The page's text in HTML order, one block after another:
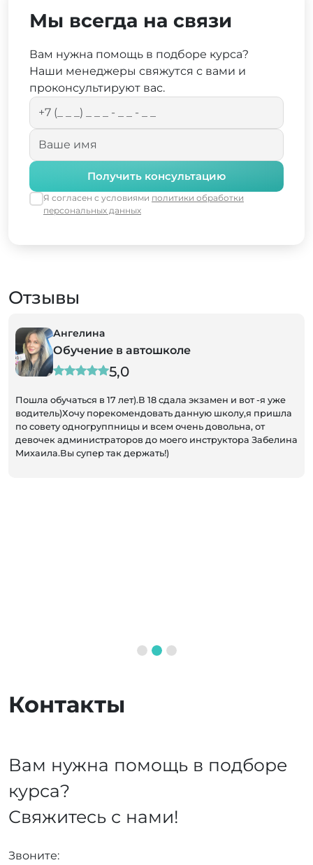
Мы всегда на связи
Вам нужна помощь в подборе курса?
Наши менеджеры свяжутся с вами и
проконсультируют вас.
Получить консультацию
Я согласен с условиями политики обработки
персональных данных
Отзывы
Ангелина
Обучение в автошколе
5,0
в 17 лет).В 18 сдала экзамен и вот -я уже
порекомендовать данную школу,я пришла
одногруппницы и всем очень довольна, от
администраторов до моего инструктора Забелина
супер так держать!)
Хочу
подписал
быстро.
Контакты
Вам нужна помощь в подборе
курса?
Свяжитесь с нами!
Звоните: